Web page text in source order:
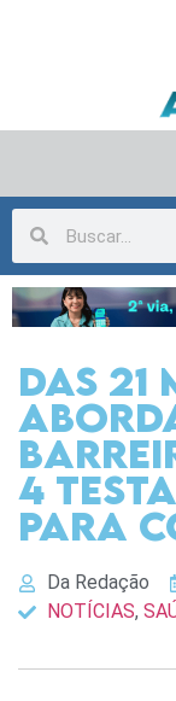
Das
4
para
Da Redação
NOTÍCIAS,